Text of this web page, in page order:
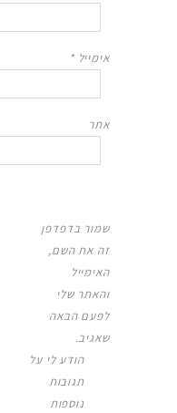
אימייל*
אתר
שמור בדפדפן
זה את השם,
האימייל
והאתר שלי
לפעם הבאה
שאגיב.
הודע לי על
תגובות
נוספות